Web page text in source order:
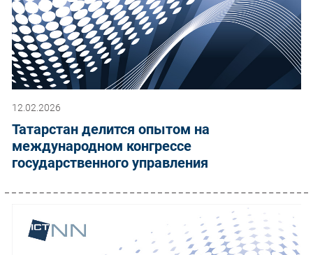
12.02.2026
Татарстан делится опытом на
международном конгрессе
государственного управления